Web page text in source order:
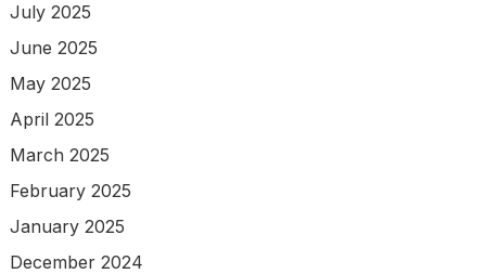
July 2025
June 2025
May 2025
April 2025
March 2025
February 2025
January 2025
December 2024